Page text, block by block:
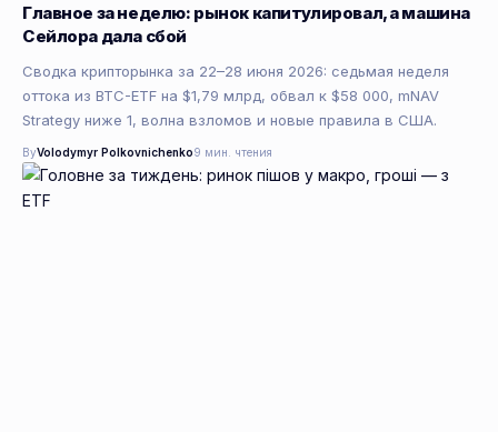
Главное за неделю: рынок капитулировал, а машина
Сейлора дала сбой
Сводка крипторынка за 22–28 июня 2026: седьмая неделя
оттока из BTC-ETF на $1,79 млрд, обвал к $58 000, mNAV
Strategy ниже 1, волна взломов и новые правила в США.
ByVolodymyr Polkovnichenko9 мин. чтения